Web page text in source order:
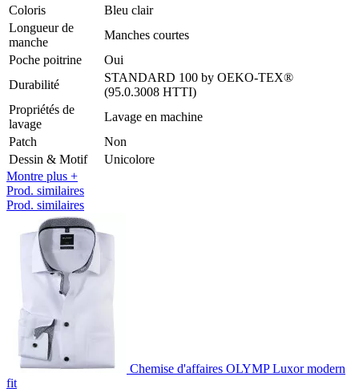
Coloris
Bleu clair
Longueur de
manche
Manches courtes
Poche poitrine
Oui
Durabilité
STANDARD 100 by OEKO-TEX®
(95.0.3008 HTTI)
Propriétés de
lavage
Lavage en machine
Patch
Non
Dessin & Motif
Unicolore
Montre plus +
Prod. similaires
Prod. similaires
Chemise d'affaires OLYMP Luxor modern
fit